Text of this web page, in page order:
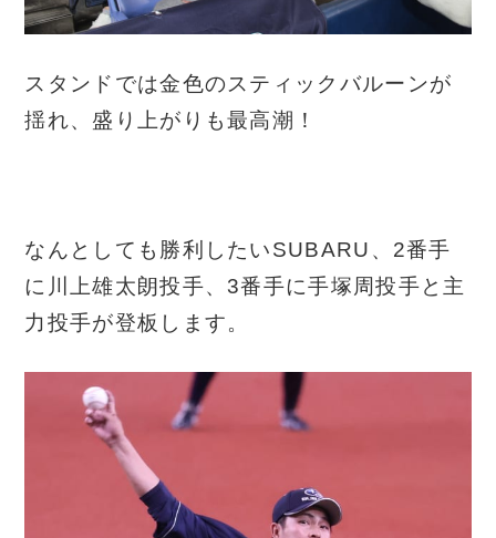
スタンドでは金色のスティックバルーンが
揺れ、盛り上がりも最高潮！
なんとしても勝利したいSUBARU、2番手
に川上雄太朗投手、3番手に手塚周投手と主
力投手が登板します。